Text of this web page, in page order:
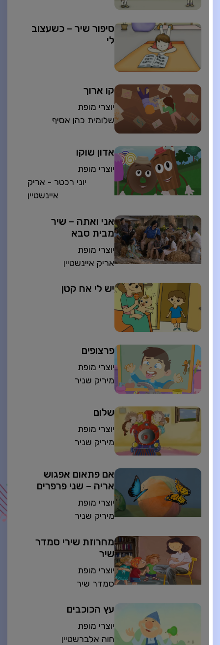
סיפור שיר – כשעצוב
קו ארוך
יוצרי מופת
שלומית כהן אסיף
אדון שוקו
יוצרי מופת
יוני רכטר - אריק
איינשטיין
אני ואתה – שיר
מבית סבא
יוצרי מופת
אריק איינשטיין
יש לי אח קטן
פרצופים
יוצרי מופת
מיריק שניר
שלום
יוצרי מופת
מיריק שניר
אם פתאום אפגוש
אריה – שני פרפרים
יוצרי מופת
מיריק שניר
מחרוזת שירי סמדר
שיר
יוצרי מופת
סמדר שיר
עץ הכוכבים
יוצרי מופת
חוה אלברשטיין